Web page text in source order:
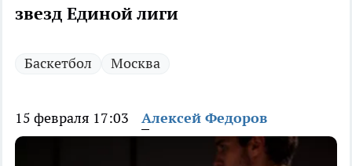
звезд Единой лиги
Баскетбол Москва
15 февраля 17:03 Алексей Федоров